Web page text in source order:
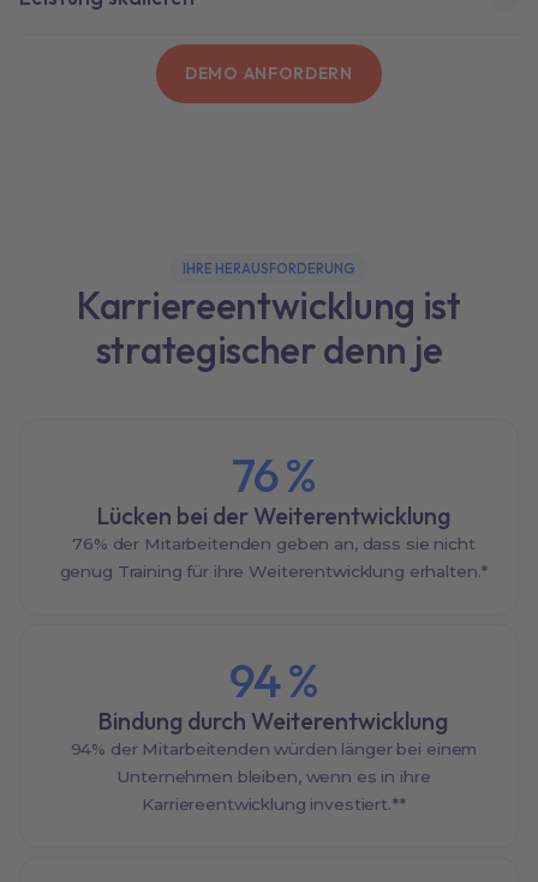
DEMO ANFORDERN
IHRE HERAUSFORDERUNG
Karriereentwicklung ist
strategischer denn je
76%
Lücken bei der Weiterentwicklung
76% der Mitarbeitenden geben an, dass sie nicht
genug Training für ihre Weiterentwicklung erhalten.*
94%
Bindung durch Weiterentwicklung
94% der Mitarbeitenden würden länger bei einem
Unternehmen bleiben, wenn es in ihre
Karriereentwicklung investiert.**